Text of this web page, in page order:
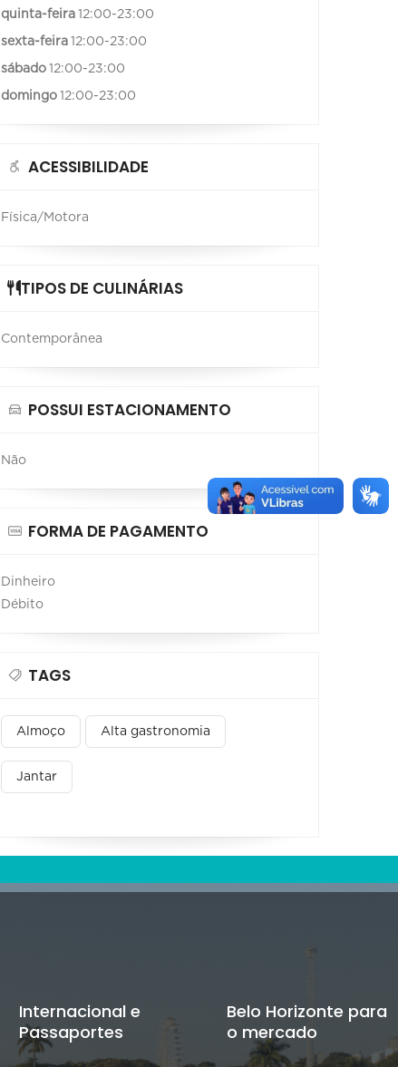
quinta-feira 12:00-23:00
sexta-feira 12:00-23:00
sábado 12:00-23:00
domingo 12:00-23:00
ACESSIBILIDADE
Física/Motora
TIPOS DE CULINÁRIAS
Contemporânea
POSSUI ESTACIONAMENTO
Não
FORMA DE PAGAMENTO
Dinheiro
Débito
TAGS
Almoço Alta gastronomia
Jantar
Internacional e
Passaportes
Belo Horizonte para
o mercado